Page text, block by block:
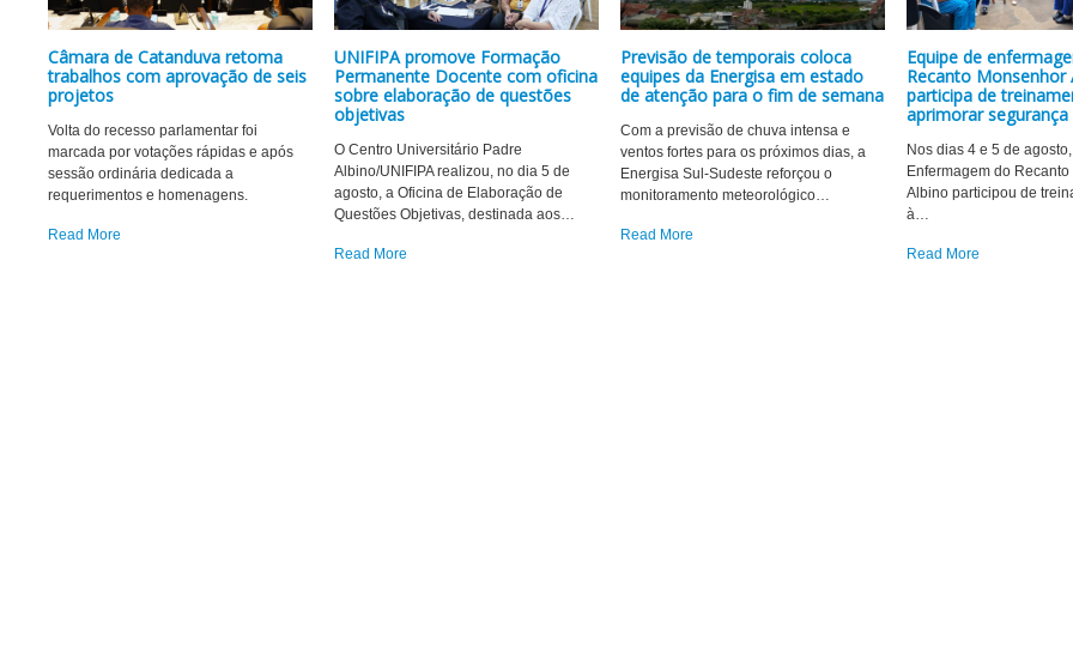
Câmara de Catanduva retoma
trabalhos com aprovação de seis
projetos
Volta do recesso parlamentar foi
marcada por votações rápidas e após
sessão ordinária dedicada a
requerimentos e homenagens.
Read More
UNIFIPA promove Formação
Permanente Docente com oficina
sobre elaboração de questões
objetivas
O Centro Universitário Padre
Albino/UNIFIPA realizou, no dia 5 de
agosto, a Oficina de Elaboração de
Questões Objetivas, destinada aos
Read More
Previsão de temporais coloca
equipes da Energisa em estado
de atenção para o fim de semana
Com a previsão de chuva intensa e
ventos fortes para os próximos dias, a
Energisa Sul-Sudeste reforçou o
monitoramento meteorológico
Read More
Equipe de
Recanto Monsenhor
participa de
aprimorar segurança
Nos dias 4 e 5 de
Enfermagem do
Albino participou de
à
Read More